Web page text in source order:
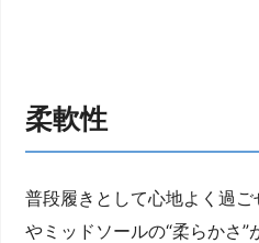
柔軟性
普段履きとして心地よく過
やミッドソールの“柔らかさ”